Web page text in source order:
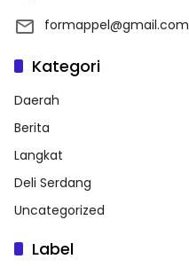
formappel@gmail.com
Kategori
Daerah
Berita
Langkat
Deli Serdang
Uncategorized
Label